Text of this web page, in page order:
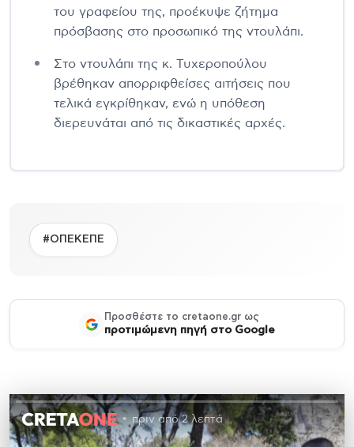
του γραφείου της, προέκυψε ζήτημα
πρόσβασης στο προσωπικό της ντουλάπι.
Στο ντουλάπι της κ. Τυχεροπούλου
βρέθηκαν απορριφθείσες αιτήσεις που
τελικά εγκρίθηκαν, ενώ η υπόθεση
διερευνάται από τις δικαστικές αρχές.
#ΟΠΕΚΕΠΕ
Προσθέστε το cretaone.gr ως
προτιμώμενη πηγή στο Google
πριν από 2 λεπτά